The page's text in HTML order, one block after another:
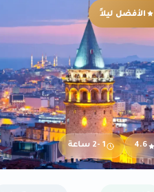
الأفضل ليلاً
4.6 1 -2 ساعة